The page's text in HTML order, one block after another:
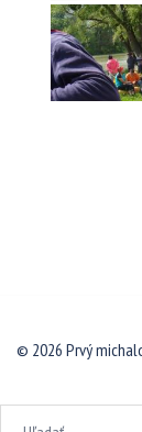
© 2026 Prvý